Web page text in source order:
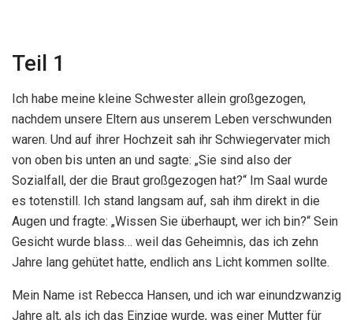
Teil 1
Ich habe meine kleine Schwester allein großgezogen,
nachdem unsere Eltern aus unserem Leben verschwunden
waren. Und auf ihrer Hochzeit sah ihr Schwiegervater mich
von oben bis unten an und sagte: „Sie sind also der
Sozialfall, der die Braut großgezogen hat?“ Im Saal wurde
es totenstill. Ich stand langsam auf, sah ihm direkt in die
Augen und fragte: „Wissen Sie überhaupt, wer ich bin?“ Sein
Gesicht wurde blass… weil das Geheimnis, das ich zehn
Jahre lang gehütet hatte, endlich ans Licht kommen sollte.
Mein Name ist Rebecca Hansen, und ich war einundzwanzig
Jahre alt, als ich das Einzige wurde, was einer Mutter für